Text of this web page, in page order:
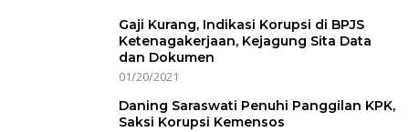
Gaji Kurang, Indikasi Korupsi di BPJS
Ketenagakerjaan, Kejagung Sita Data
dan Dokumen
01/20/2021
Daning Saraswati Penuhi Panggilan KPK,
Saksi Korupsi Kemensos